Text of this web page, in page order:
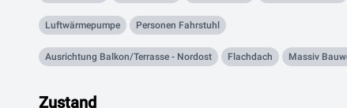
Luftwärmepumpe Personen Fahrstuhl
Ausrichtung Balkon/Terrasse - Nordost Flachdach Massiv
Zustand